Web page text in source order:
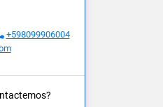
+598099906004